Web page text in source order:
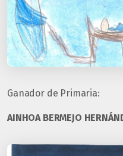
Ganador de Primaria:
AINHOA BERMEJO